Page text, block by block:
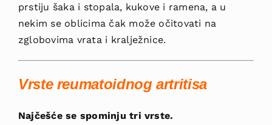
prstiju šaka i stopala, kukove i ramena, a u
nekim se oblicima čak može očitovati na
zglobovima vrata i kralježnice.
Vrstereumatoidnog artritisa
Najčešće se spominju tri vrste.